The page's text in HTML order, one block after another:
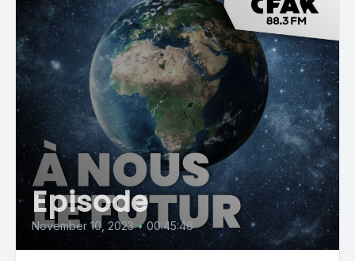
Episode
November 10, 2023 • 00:45:46